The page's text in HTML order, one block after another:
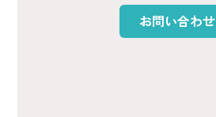
お問い合わせ